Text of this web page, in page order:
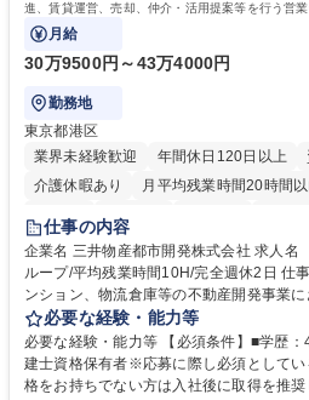
進、賃貸運営、売却、仲介・活用提案等を行う営
ます。
月給
30万9500円～43万4000円
勤務地
東京都港区
業界未経験歓迎
年間休日120日以上
介護休暇あり
月平均残業時間20時間
在宅OK
賞与あり
駅近5分以内
土日祝休み 寮・社宅あ
仕事の内容
企業名 三井物産都市開発株式会社 求人名 【営業事務】業務職/三井物産グ
ループ/平均残業時間10H/完全週休2日 仕事の内容 オフィスビル、賃貸マ
ンション、物流倉庫等の不動産開発事業
貸運営、売却、仲介・活用提案等を行う営
いただきます。 【詳細】・契約書管理、契約書製本、捺印対応、ファイリ
ング、登記簿取得、調書取得・支払業務
求・支払データ登録、取引先マスター申
必要な経験・能力等
必要な経験・能力等 【必須条件】■学歴
建士資格保有者※応募に際し必須として
格をお持ちでない方は入社後に取得を推